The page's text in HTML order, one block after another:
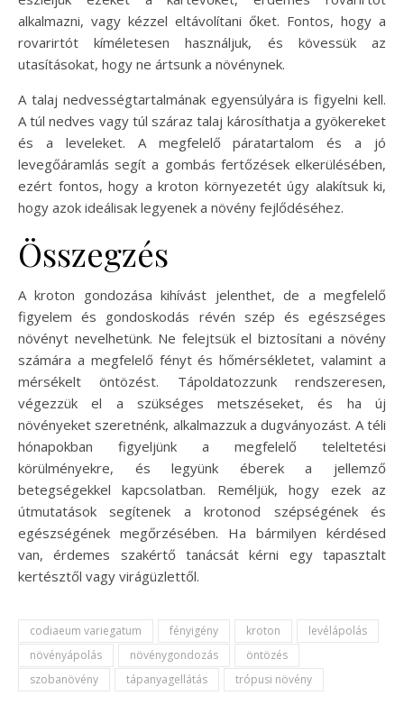
alkalmazni, vagy kézzel eltávolítani őket. Fontos, hogy a
rovarirtót kíméletesen használjuk, és kövessük az
utasításokat, hogy ne ártsunk a növénynek.
A talaj nedvességtartalmának egyensúlyára is figyelni kell.
A túl nedves vagy túl száraz talaj károsíthatja a gyökereket
és a leveleket. A megfelelő páratartalom és a jó
levegőáramlás segít a gombás fertőzések elkerülésében,
ezért fontos, hogy a kroton környezetét úgy alakítsuk ki,
hogy azok ideálisak legyenek a növény fejlődéséhez.
Összegzés
A kroton gondozása kihívást jelenthet, de a megfelelő
figyelem és gondoskodás révén szép és egészséges
növényt nevelhetünk. Ne felejtsük el biztosítani a növény
számára a megfelelő fényt és hőmérsékletet, valamint a
mérsékelt öntözést. Tápoldatozzunk rendszeresen,
végezzük el a szükséges metszéseket, és ha új
növényeket szeretnénk, alkalmazzuk a dugványozást. A téli
hónapokban figyeljünk a megfelelő teleltetési
körülményekre, és legyünk éberek a jellemző
betegségekkel kapcsolatban. Reméljük, hogy ezek az
útmutatások segítenek a krotonod szépségének és
egészségének megőrzésében. Ha bármilyen kérdésed
van, érdemes szakértő tanácsát kérni egy tapasztalt
kertésztől vagy virágüzlettől.
codiaeum variegatum fényigény kroton
levélápolás
növényápolás
növénygondozás
öntözés
szobanövény
tápanyagellátás trópusi növény